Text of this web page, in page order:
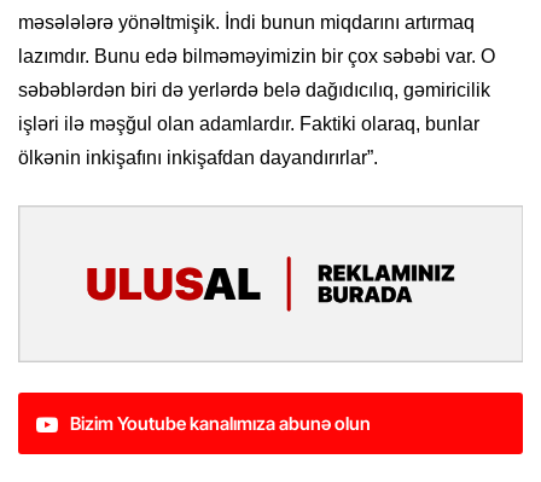
məsələlərə yönəltmişik. İndi bunun miqdarını artırmaq
lazımdır. Bunu edə bilməməyimizin bir çox səbəbi var. O
səbəblərdən biri də yerlərdə belə dağıdıcılıq, gəmiricilik
işləri ilə məşğul olan adamlardır. Faktiki olaraq, bunlar
ölkənin inkişafını inkişafdan dayandırırlar”.
Bizim Youtube kanalımıza abunə olun